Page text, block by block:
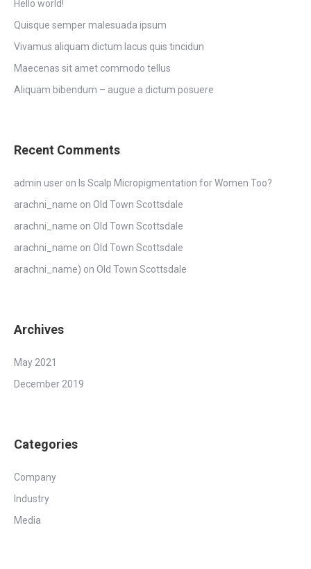
Hello world!
Quisque semper malesuada ipsum
Vivamus aliquam dictum lacus quis tincidun
Maecenas sit amet commodo tellus
Aliquam bibendum – augue a dictum posuere
Recent Comments
admin user on Is Scalp Micropigmentation for Women Too?
arachni_name on Old Town Scottsdale
arachni_name on Old Town Scottsdale
arachni_name on Old Town Scottsdale
arachni_name) on Old Town Scottsdale
Archives
May 2021
December 2019
Categories
Company
Industry
Media